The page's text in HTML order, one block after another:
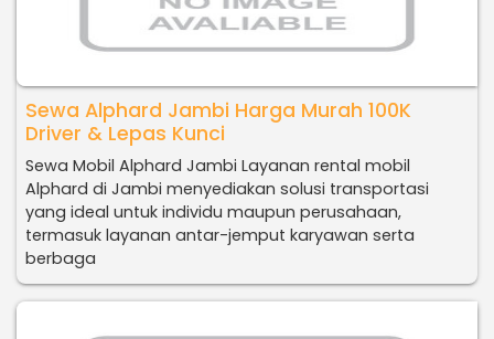
Sewa Alphard Jambi Harga Murah 100K
Driver & Lepas Kunci
Sewa Mobil Alphard Jambi Layanan rental mobil
Alphard di Jambi menyediakan solusi transportasi
yang ideal untuk individu maupun perusahaan,
termasuk layanan antar-jemput karyawan serta
berbaga